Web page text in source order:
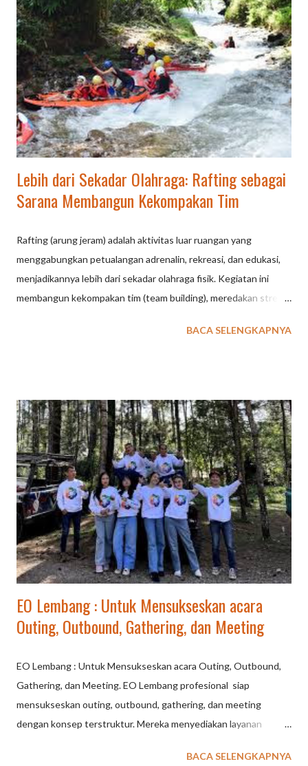
Pemandangan Alam: Sepanjang jalur hutan pinus, perkebunan,
atau sungai, yang menawarkan pemandangan indah dan udara
segar. Seru dan Kotor: Pengalaman bermain lumpur atau
menyelami udara, seringkali menggunakan Jeep atap terbuka,
yang memberikan kesan "makin kotor makin seru". Aman dan
Santai: Kecepatan berkendara cenderung lambat, lebih banyak
tekanan pada menikmati perjalanan dan foto-foto, bukan
kecepata...
Lebih dari Sekadar Olahraga: Rafting sebagai
Sarana Membangun Kekompakan Tim
Rafting (arung jeram) adalah aktivitas luar ruangan yang
menggabungkan petualangan adrenalin, rekreasi, dan edukasi,
menjadikannya lebih dari sekadar olahraga fisik. Kegiatan ini
membangun kekompakan tim (team building), meredakan stres,
menyuguhkan koneksi langsung dengan alam yang
membangun kekompakan tim (team building) melalui kolaborasi
mendayung, komunikasi intens, dan kepercayaan antaranggota
perahu. Menikmati arung jeram air belerang khas Gunung
Tangkuban Perahu di lingkungan sejuk, aktivitas ini mempererat
solidaritas, kepemimpinan, dan penyegaran pikiran,
menjadikannya pilihan favorit untuk outbound kantor. Mengapa
Rafting di Ciater Membangun Kekompakan? Kolaborasi Total:
Tidak ada ruang untuk "jagoan sendirian"; keberhasilan
mengarung...
BACA SELENGKAPNYA
EO Lembang : Untuk Mensukseskan acara
Outing, Outbound, Gathering, dan Meeting
EO Lembang : Untuk Mensukseskan acara Outing, Outbound,
Gathering, dan Meeting. EO Lembang profesional siap
mensukseskan outing, outbound, gathering, dan meeting
dengan konsep terstruktur. Mereka menyediakan layanan
(hotel/area terbuka), aktivitas outbound (team building/fun
BACA SELENGKAPNYA